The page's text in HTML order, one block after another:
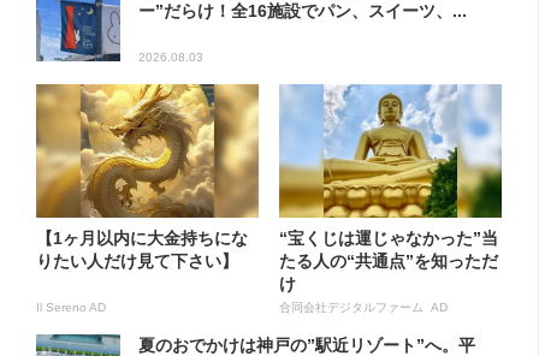
ー”だらけ！全16施設でパン、スイーツ、...
2026.08.03
【1ヶ月以内に大金持ちにな
りたい人だけ見て下さい】
Il Sereno AD
“宝くじは運じゃなかった”当
たる人の“共通点”を知っただ
け
合同会社デジタルファーム AD
夏のおでかけは神戸の”駅近リゾート”へ。平